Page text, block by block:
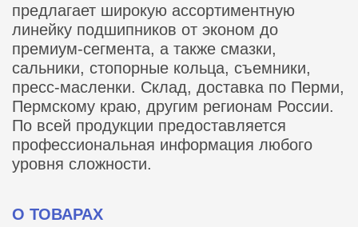
предлагает широкую ассортиментную
линейку подшипников от эконом до
премиум-сегмента, а также смазки,
сальники, стопорные кольца, съемники,
пресс-масленки. Склад, доставка по Перми,
Пермскому краю, другим регионам России.
По всей продукции предоставляется
профессиональная информация любого
уровня сложности.
О ТОВАРАХ